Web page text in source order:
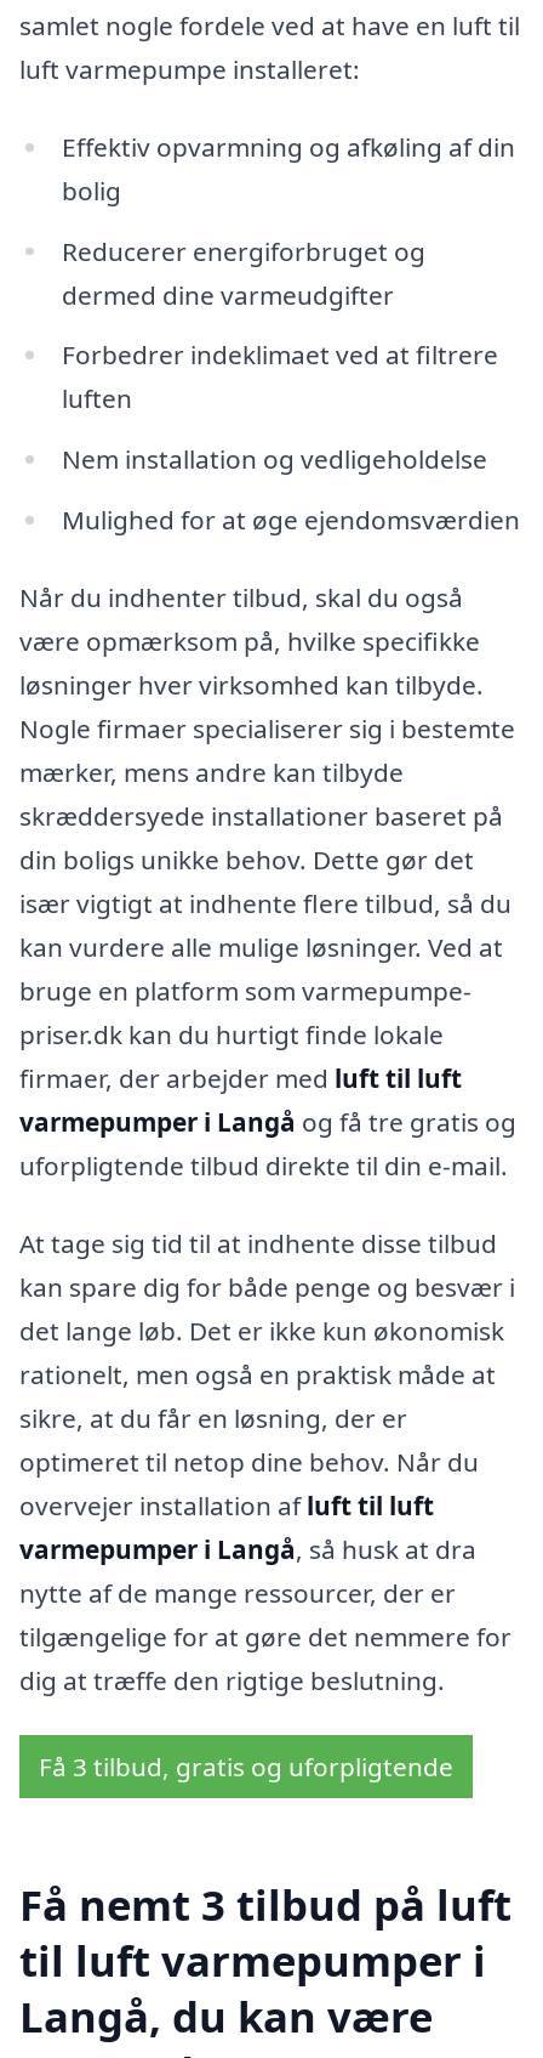
samlet nogle fordele ved at have en luft til
luft varmepumpe installeret:
Effektiv opvarmning og afkøling af din
bolig
Reducerer energiforbruget og
dermed dine varmeudgifter
Forbedrer indeklimaet ved at filtrere
luften
Nem installation og vedligeholdelse
Mulighed for at øge ejendomsværdien
Når du indhenter tilbud, skal du også
være opmærksom på, hvilke specifikke
løsninger hver virksomhed kan tilbyde.
Nogle firmaer specialiserer sig i bestemte
mærker, mens andre kan tilbyde
skræddersyede installationer baseret på
din boligs unikke behov. Dette gør det
især vigtigt at indhente flere tilbud, så du
kan vurdere alle mulige løsninger. Ved at
bruge en platform som varmepumpe-
priser.dk kan du hurtigt finde lokale
firmaer, der arbejder med luft til luft
varmepumper i Langå og få tre gratis og
uforpligtende tilbud direkte til din e-mail.
At tage sig tid til at indhente disse tilbud
kan spare dig for både penge og besvær i
det lange løb. Det er ikke kun økonomisk
rationelt, men også en praktisk måde at
sikre, at du får en løsning, der er
optimeret til netop dine behov. Når du
overvejer installation afluft til luft
varmepumper i Langå, så husk at dra
nytte af de mange ressourcer, der er
tilgængelige for at gøre det nemmere for
dig at træffe den rigtige beslutning.
Få 3 tilbud, gratis og uforpligtende
Få nemt 3 tilbud på luft
til luft varmepumper i
Langå, du kan være